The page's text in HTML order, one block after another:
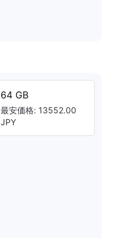
64 GB
最安価格: 13552.00
JPY